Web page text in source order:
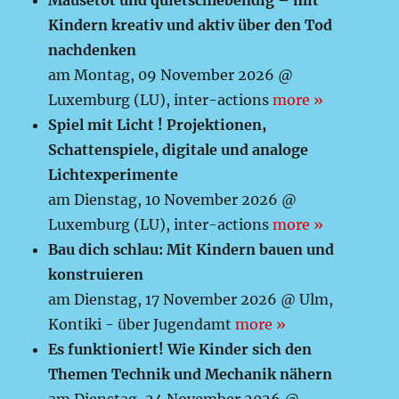
Kindern kreativ und aktiv über den Tod
nachdenken
am Montag, 09 November 2026 @
Luxemburg (LU), inter-actionsmore »
Spiel mit Licht ! Projektionen,
Schattenspiele, digitale und analoge
Lichtexperimente
am Dienstag, 10 November 2026 @
Luxemburg (LU), inter-actionsmore »
Bau dich schlau: Mit Kindern bauen und
konstruieren
am Dienstag, 17 November 2026 @ Ulm,
Kontiki - über Jugendamtmore »
Es funktioniert! Wie Kinder sich den
Themen Technik und Mechanik nähern